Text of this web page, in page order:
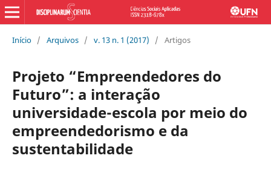
Início / Arquivos / v. 13 n. 1 (2017) / Artigos
Projeto “Empreendedores do
Futuro”: a interação
universidade-escola por meio do
empreendedorismo e da
sustentabilidade